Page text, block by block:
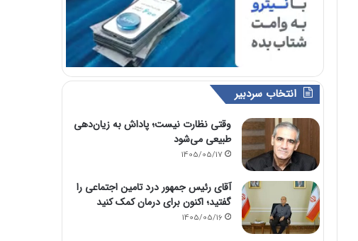
انتخاب سردبیر
وقتی نظارت نیست؛ پاداش به زیان‌دهی
طبیعی می‌شود
1405/05/17
آقای رئیس جمهور درد تامین اجتماعی را
گفتید؛ اکنون برای درمان کمک کنید
1405/05/16